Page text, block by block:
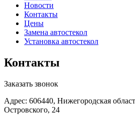
Новости
Контакты
Цены
Замена автостекол
Установка автостекол
Контакты
Заказать звонок
Адрес: 606440, Нижегородская
Островского, 24